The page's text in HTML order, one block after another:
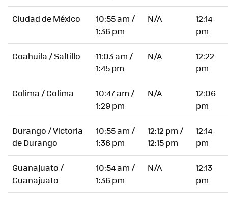
Ciudad de México
10:55 am /
1:36 pm
N/A
12:14
pm
Coahuila / Saltillo
11:03 am /
1:45 pm
N/A
12:22
pm
Colima / Colima
10:47 am /
1:29 pm
N/A
12:06
pm
Durango / Victoria
de Durango
10:55 am /
1:36 pm
12:12 pm /
12:15 pm
12:14
pm
Guanajuato /
Guanajuato
10:54 am /
1:36 pm
N/A
12:13
pm